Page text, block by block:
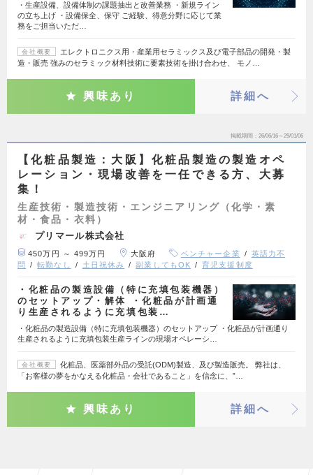
・生産設備、設備体制の課題抽出と改善業務 ・新規ライン
の立ち上げ ・設備保全、保守 ご経験、得意分野に応じて業
務をご担当いただ…
会社概要
エレクトロニクス用・産業用セラミックス及び電子部品の開発・製
造・販売 強みのセラミック材料技術に要素技術を掛け合わせ、 モノ…
興味あり 詳細へ
掲載期間 26/06/16～29/01/06
【化粧品製造：大阪】化粧品製造の製造オペ
レーション・現場改善を一任できる方、大募
集！
生産技術・製造技術・エンジニアリング（化学・素
材・食品・衣料）
プリマール株式会社
450万円 ～ 499万円 大阪府 ベンチャー企業
英語力不
問
転勤なし 土日祝休み 副業してもOK 育児支援制度
・化粧品の製造設備（特に充填包装機器）
のセットアップ・解体 ・化粧品が計画通
り生産されるように充填包装…
・化粧品の製造設備（特に充填包装機器）のセットアップ ・化粧品が計画通り
生産されるように充填包装生産ラインの現場オペレーシ…
会社概要
化粧品、医薬部外品の受託(ODM)製造、及び製造販売。 弊社は、
「お客様の夢をかなえる化粧品・会社であること」を信念に、”…
興味あり 詳細へ